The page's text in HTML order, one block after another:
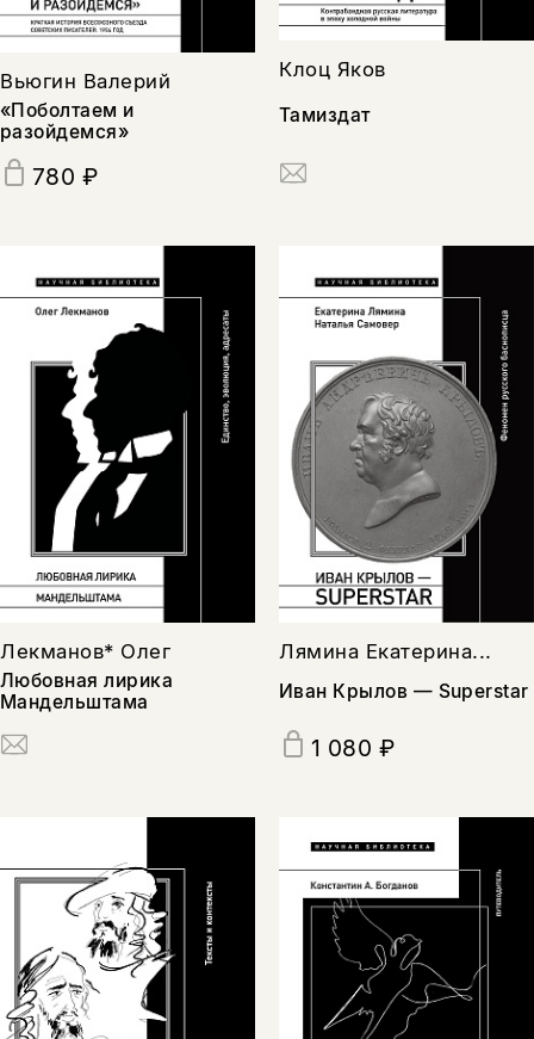
Вьюгин Валерий
«Поболтаем и
разойдемся»
780 ₽
Клоц Яков
Тамиздат
Лекманов* Олег
Любовная лирика
Мандельштама
Лямина Екатерина...
Иван Крылов — Superstar
1 080 ₽